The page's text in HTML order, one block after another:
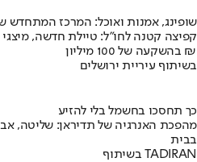
שופינג, אמנות ואוכל: המרכז המתחדש
קפיצה קטנה לחו"ל: טיילת חדשה,
בהשקעה של 100 מיליון ₪
בשיתוף עיריית ירושלים
כך תחסכו בחשמל בלי להזיע
מהפכת האנרגיה של תדיראן: שליטה,
בבית
בשיתוף TADIRAN